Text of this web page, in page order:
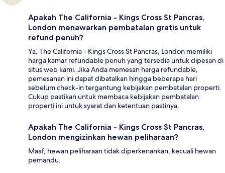
Apakah The California - Kings Cross St Pancras,
London menawarkan pembatalan gratis untuk
refund penuh?
Ya, The California - Kings Cross St Pancras, London memiliki
harga kamar refundable penuh yang tersedia untuk dipesan di
situs web kami. Jika Anda memesan harga refundable,
pemesanan ini dapat dibatalkan hingga beberapa hari
sebelum check-in tergantung kebijakan pembatalan properti.
Cukup pastikan untuk membaca kebijakan pembatalan
properti ini untuk syarat dan ketentuan pastinya.
Apakah The California - Kings Cross St Pancras,
London mengizinkan hewan peliharaan?
Maaf, hewan peliharaan tidak diperkenankan, kecuali hewan
pemandu.